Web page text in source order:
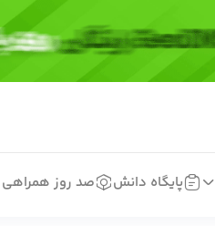
پایگاه دانش صد روز همراهی